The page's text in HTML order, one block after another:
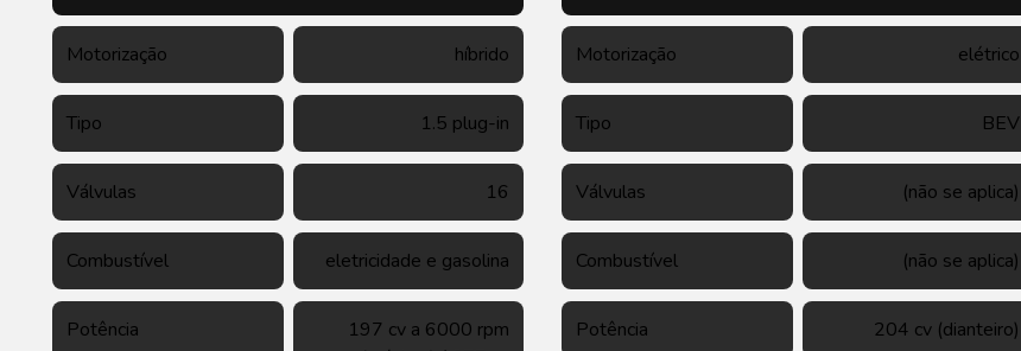
Motorização híbrido
Tipo 1.5 plug-in
Válvulas 16
Combustível eletricidade e gasolina
Potência
197 cv a 6000 rpm
Motorização elétrico
Tipo BEV
Válvulas (não se aplica)
Combustível (não se aplica)
Potência 204 cv (dianteiro)